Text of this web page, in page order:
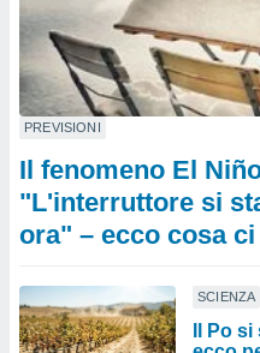
PREVISIONI
Il fenomeno El
"L'interruttore si
ora" – ecco cosa
SCIENZA
Il Po